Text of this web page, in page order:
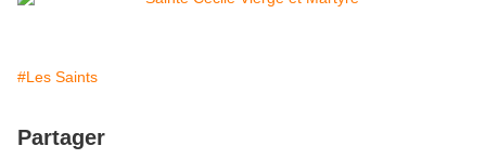
#Les Saints
Partager